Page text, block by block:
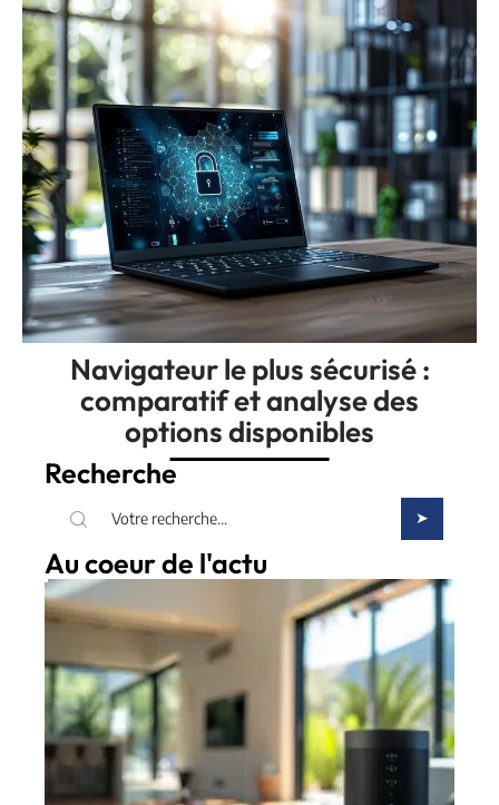
Navigateur le plus sécurisé :
comparatif et analyse des
options disponibles
Recherche
Au coeur de l'actu